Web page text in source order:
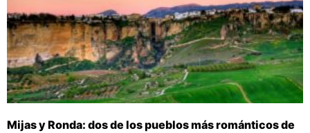
Mijas y Ronda: dos de los pueblos más románticos de